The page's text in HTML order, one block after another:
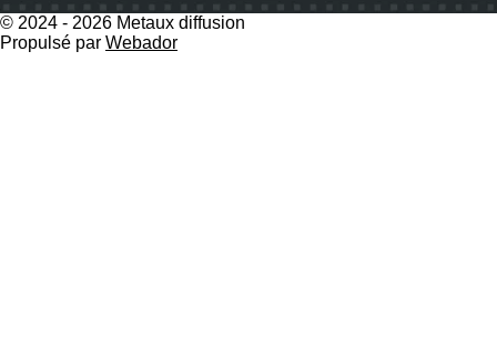
© 2024 - 2026 Metaux diffusion
Propulsé par Webador